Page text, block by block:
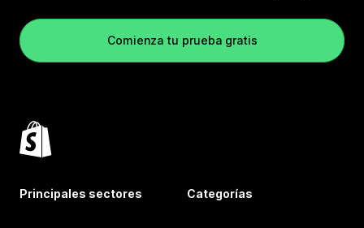
Comienza tu prueba gratis
Principales sectores Categorías